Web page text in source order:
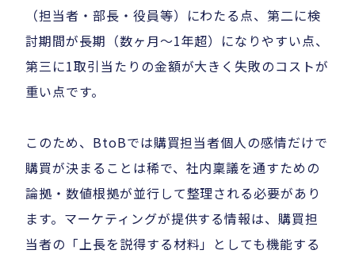
（担当者・部長・役員等）にわたる点、第二に検
討期間が長期（数ヶ月〜1年超）になりやすい点、
第三に1取引当たりの金額が大きく失敗のコストが
重い点です。
このため、BtoBでは購買担当者個人の感情だけで
購買が決まることは稀で、社内稟議を通すための
論拠・数値根拠が並行して整理される必要があり
ます。マーケティングが提供する情報は、購買担
当者の「上長を説得する材料」としても機能する